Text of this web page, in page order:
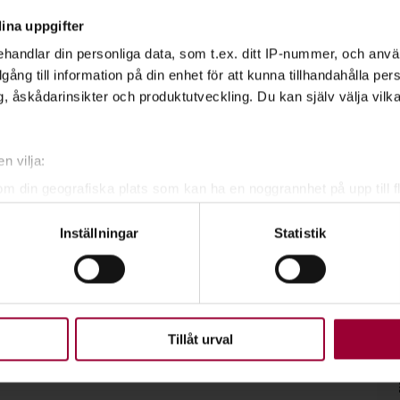
uppgifter
din personliga data, som t.ex. ditt IP-nummer, och
till information på din enhet för att kunna tillhandahålla
åskådarinsikter och produktutveckling. Du kan själv välja
vilja:
uppgifter behandlas och ställ in dina preferenser i
när som helst från cookie-förklaringen.
som möjligt använder vi kakor (cookies) på vår
Inställningar Statistik
Tillåt urval
trots att motoriken bråkar. Det finns
med just de tre ackorden. Hitta dina